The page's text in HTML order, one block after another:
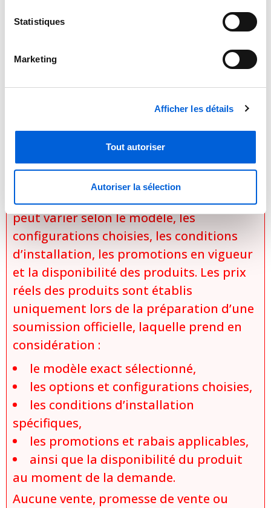
Statistiques
Marketing
Afficher les détails
Tout autoriser
Autoriser la sélection
Avis important concernant les
prix et les informations produits
Veuillez noter que l’information sur les
produits donnée par les manufacturiers
a priorité sur l’information contenue sur
ce site Internet. Les détails techniques,
caractéristiques et spécifications
peuvent différer légèrement selon les
mises à jour des manufacturiers. Aucun
prix n’est affiché sur
tranclimatisation.com, puisque le coût
peut varier selon le modèle, les
configurations choisies, les conditions
d’installation, les promotions en vigueur
et la disponibilité des produits. Les prix
réels des produits sont établis
uniquement lors de la préparation d’une
soumission officielle, laquelle prend en
considération :
le modèle exact sélectionné,
les options et configurations choisies,
les conditions d’installation
spécifiques,
les promotions et rabais applicables,
ainsi que la disponibilité du produit
au moment de la demande.
Aucune vente, promesse de vente ou